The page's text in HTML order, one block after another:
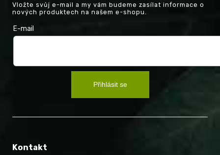
Vložte svůj e-mail a my vám budeme zasílat informace o
nových produktech na našem e-shopu.
E-mail
Přihlásit se
Kontakt